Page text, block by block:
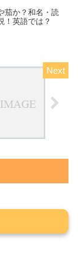
茄か？和名・読
！英語では？